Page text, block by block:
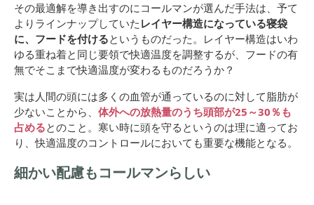
その最適解を導き出すのにコールマンが選んだ手法は、予て
よりラインナップしていた レイヤー構造になっている寝袋
に、フードを付けるというものだった。レイヤー構造はいわ
ゆる重ね着と同じ要領で快適温度を調整するが、フードの有
無でそこまで快適温度が変わるものだろうか？
実は人間の頭には多くの血管が通っているのに対して脂肪が
少ないことから、 体外への放熱量のうち頭部が25～30％も
占めるとのこと。寒い時に頭を守るというのは理に適ってお
り、快適温度のコントロールにおいても重要な機能となる。
細かい配慮もコールマンらしい